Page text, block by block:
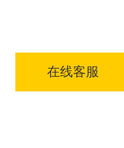
在线客服